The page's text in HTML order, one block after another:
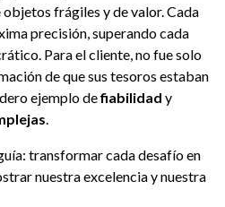
frágiles y de valor. Cada
precisión, superando cada
Para el cliente, no fue solo
de que sus tesoros estaban
ejemplo defiabilidad y
.
transformar cada desafío en
nuestra excelencia y nuestra